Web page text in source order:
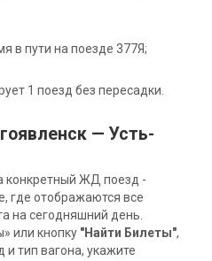
в пути на поезде 377Я;
1 поезд без пересадки.
— Усть-
конкретный ЖД поезд -
где отображаются все
на сегодняшний день.
или кнопку "Найти Билеты",
тип вагона, укажите